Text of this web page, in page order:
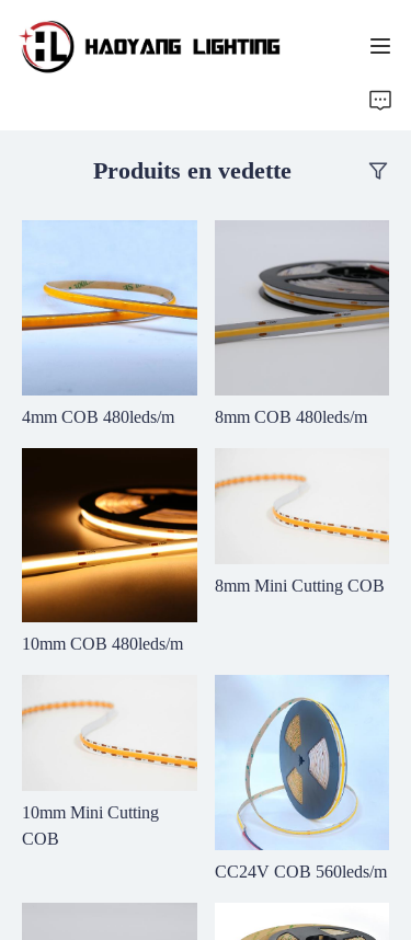
Produits en vedette
4mm COB 480leds/m 8mm COB 480leds/m
10mm COB 480leds/m
8mm Mini Cutting COB
10mm Mini Cutting
COB
CC24V COB 560leds/m
Service personnalisé